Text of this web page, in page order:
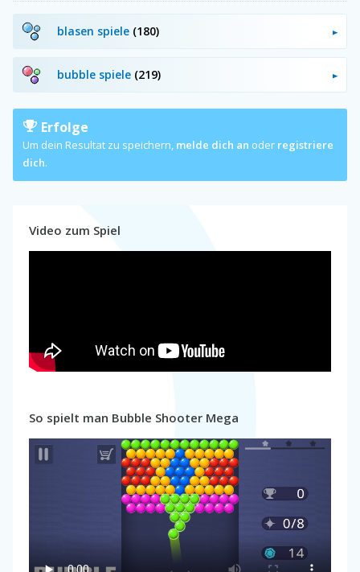
blasen spiele (180)
bubble spiele (219)
Erfolge
Um dein Resultat zu speichern, melde dich an oder registriere
dich.
Video zum Spiel
So spielt man Bubble Shooter Mega